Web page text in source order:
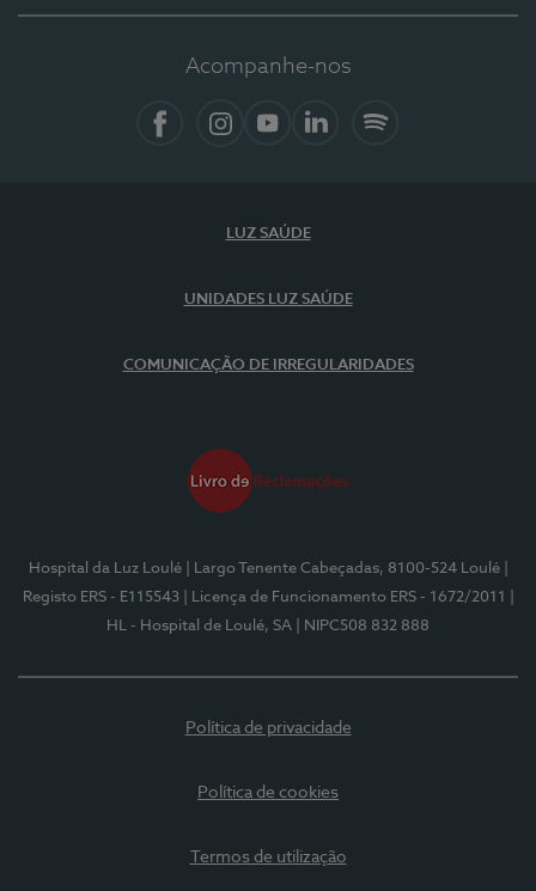
Acompanhe-nos
LUZ SAÚDE
UNIDADES LUZ SAÚDE
COMUNICAÇÃO DE IRREGULARIDADES
Hospital da Luz Loulé | Largo Tenente Cabeçadas, 8100-524 Loulé
Registo ERS - E115543
| Licença de Funcionamento ERS - 1672/2011
HL - Hospital de Loulé, SA
| NIPC508 832 888
Política de privacidade
Política de cookies
Termos de utilização